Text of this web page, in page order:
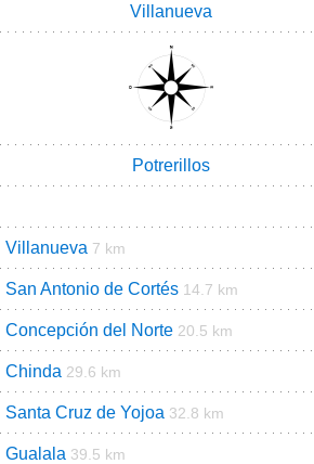
Villanueva
Potrerillos
Villanueva 7 km
San Antonio de Cortés 14.7 km
Concepción del Norte 20.5 km
Chinda 29.6 km
Santa Cruz de Yojoa 32.8 km
Gualala 39.5 km